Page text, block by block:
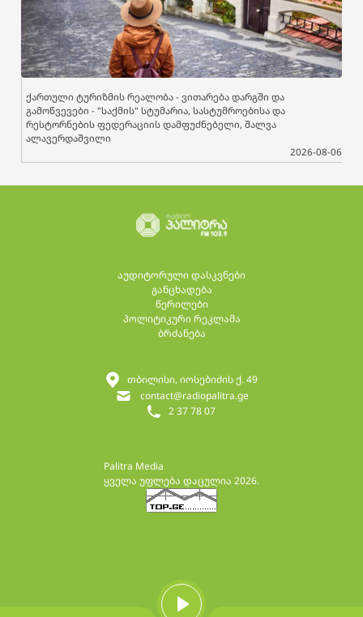
ქართული ტურიზმის რეალობა - ვითარება დარგში და
გამოწვევები - "საქმის" სტუმარია, სასტუმროებისა და
რესტორნების ფედერაციის დამფუძნებელი, შალვა
ალავერდაშვილი
2026-08-06
აუდიტორული დასკვნები
განცხადება
წერილები
პოლიტიკური რეკლამა
ბრძანება
Palitra Media
ყველა უფლება დაცულია 2026.
2 37 78 07
contact@radiopalitra.ge
თბილისი, იოსებიძის ქ. 49